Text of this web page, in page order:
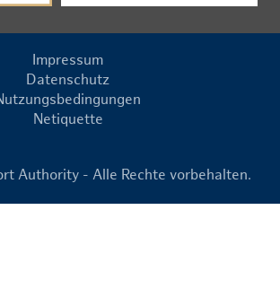
Impressum
Datenschutz
Netiquette
Authority - Alle Rechte vorbehalten.